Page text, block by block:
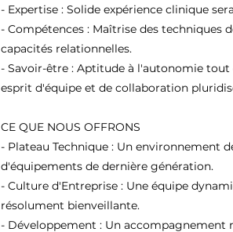
- Expertise : Solide expérience clinique
- Compétences : Maîtrise des techniques
capacités relationnelles.
- Savoir-être : Aptitude à l'autonomie
esprit d'équipe et de collaboration
CE QUE NOUS OFFRONS
- Plateau Technique : Un environnement
d'équipements de dernière génération.
- Culture d'Entreprise : Une équipe
résolument bienveillante.
- Développement : Un accompagnement